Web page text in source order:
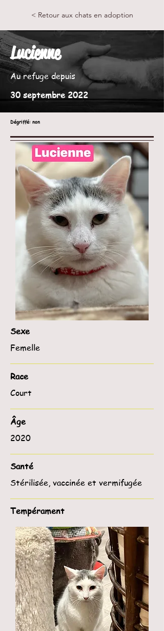
< Retour aux chats en adoption
Lucienne
Au refuge depuis
30 septembre 2022
Dégriffé: non
Sexe
Femelle
Race
Court
Âge
2020
Santé
Stérilisée, vaccinée et vermifugée
Tempérament